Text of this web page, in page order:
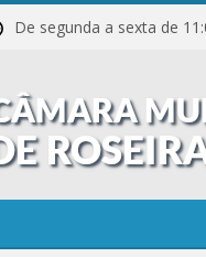
De segunda a sexta de